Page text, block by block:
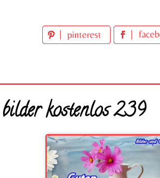
kostenlos 239